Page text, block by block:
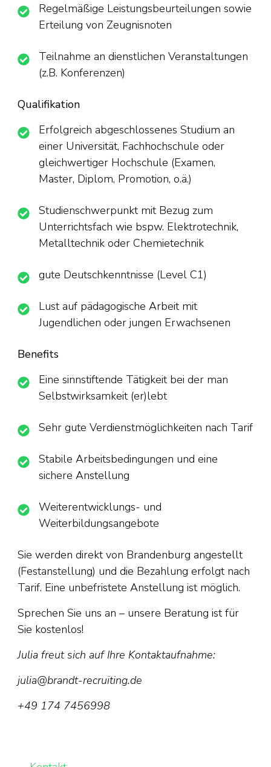
Regelmäßige Leistungsbeurteilungen sowie
Erteilung von Zeugnisnoten
Teilnahme an dienstlichen Veranstaltungen
(z.B. Konferenzen)
Qualifikation
Erfolgreich abgeschlossenes Studium an
einer Universität, Fachhochschule oder
gleichwertiger Hochschule (Examen,
Master, Diplom, Promotion, o.ä.)
Studienschwerpunkt mit Bezug zum
Unterrichtsfach wie bspw. Elektrotechnik,
Metalltechnik oder Chemietechnik
gute Deutschkenntnisse (Level C1)
Lust auf pädagogische Arbeit mit
Jugendlichen oder jungen Erwachsenen
Benefits
Eine sinnstiftende Tätigkeit bei der man
Selbstwirksamkeit (er)lebt
Sehr gute Verdienstmöglichkeiten nach Tarif
Stabile Arbeitsbedingungen und eine
sichere Anstellung
Weiterentwicklungs- und
Weiterbildungsangebote
Sie werden direkt von Brandenburg angestellt
(Festanstellung) und die Bezahlung erfolgt nach
Tarif. Eine unbefristete Anstellung ist möglich.
Sprechen Sie uns an – unsere Beratung ist für
Sie kostenlos!
Julia freut sich auf Ihre Kontaktaufnahme:
julia@brandt-recruiting.de
+49 174 7456998